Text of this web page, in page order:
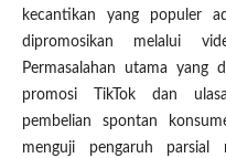
kecantikan yang populer
dipromosikan melalui
Permasalahan utama yang
promosi TikTok dan
pembelian spontan
menguji pengaruh parsial